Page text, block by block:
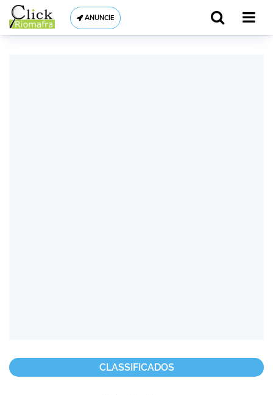
ANUNCIE
CLASSIFICADOS